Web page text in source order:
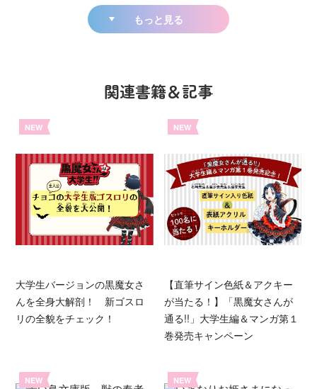
もっと見る
関連書籍＆記事
NEW
大学生バージョンの黒魔女さ
んを全身大解剖！ 新ゴスロ
リの全貌をチェック！
NEW
【直筆サイン色紙＆アクキー
が当たる！】「黒魔女さんが
通る!!」大学生編＆マンガ第１
巻発売キャンペーン
NEW NEW